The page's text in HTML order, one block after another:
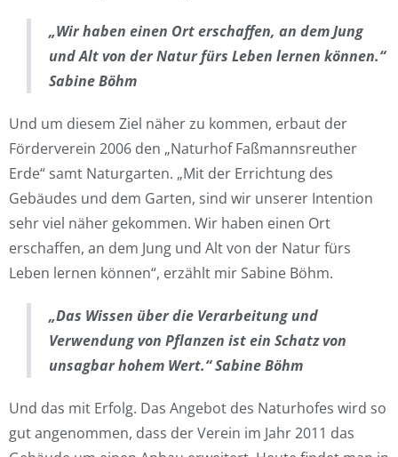
„Wir haben einen Ort erschaffen, an dem Jung
und Alt von der Natur fürs Leben lernen können.“
Sabine Böhm
Und um diesem Ziel näher zu kommen, erbaut der
Förderverein 2006 den „Naturhof Faßmannsreuther
Erde“ samt Naturgarten. „Mit der Errichtung des
Gebäudes und dem Garten, sind wir unserer Intention
sehr viel näher gekommen. Wir haben einen Ort
erschaffen, an dem Jung und Alt von der Natur fürs
Leben lernen können“, erzählt mir Sabine Böhm.
„Das Wissen über die Verarbeitung und
Verwendung von Pflanzen ist ein Schatz von
unsagbar hohem Wert.“ Sabine Böhm
Und das mit Erfolg. Das Angebot des Naturhofes wird so
gut angenommen, dass der Verein im Jahr 2011 das